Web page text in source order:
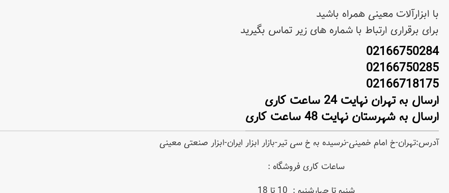
با ابزارآلات معینی همراه باشید
برای برقراری ارتباط با شماره های زیر تماس بگیرید
02166750284
02166750285
02166718175
ارسال به تهران نهایت 24 ساعت کاری
ارسال به شهرستان نهایت 48 ساعت کاری
آدرس:تهران-خ امام خمینی-نرسیده به خ سی تیر-بازار ابزار ایران-ابزار صنعتی معینی
ساعات کاری فروشگاه :